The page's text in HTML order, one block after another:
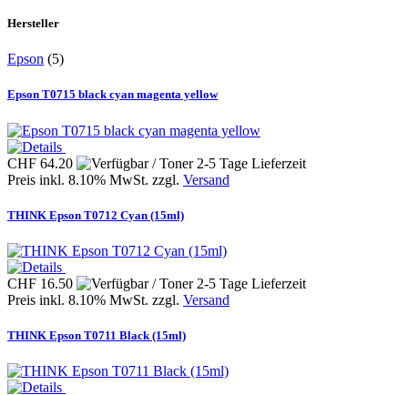
Hersteller
Epson (5)
Epson T0715 black cyan magenta yellow
CHF 64.20
Preis inkl. 8.10% MwSt. zzgl. Versand
THINK Epson T0712 Cyan (15ml)
CHF 16.50
Preis inkl. 8.10% MwSt. zzgl. Versand
THINK Epson T0711 Black (15ml)